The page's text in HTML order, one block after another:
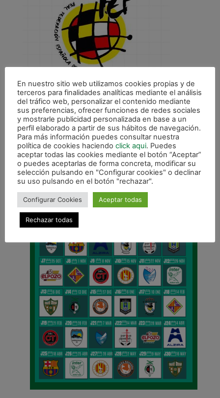
ANTERIOR
OFICIAL: La liga comenzará en el mes de octubre
CALENDARIO DE LIGA
En nuestro sitio web utilizamos cookies propias y de
terceros para finalidades analíticas mediante el análisis
del tráfico web, personalizar el contenido mediante
sus preferencias, ofrecer funciones de redes sociales
y mostrarle publicidad personalizada en base a un
perfil elaborado a partir de sus hábitos de navegación.
Para más información puedes consultar nuestra
política de cookies haciendo click aqui. Puedes
aceptar todas las cookies mediante el botón “Aceptar”
o puedes aceptarlas de forma concreta, modificar su
selección pulsando en "Configurar cookies" o declinar
su uso pulsando en el botón "rechazar".
Configurar Cookies Aceptar todas
Rechazar todas